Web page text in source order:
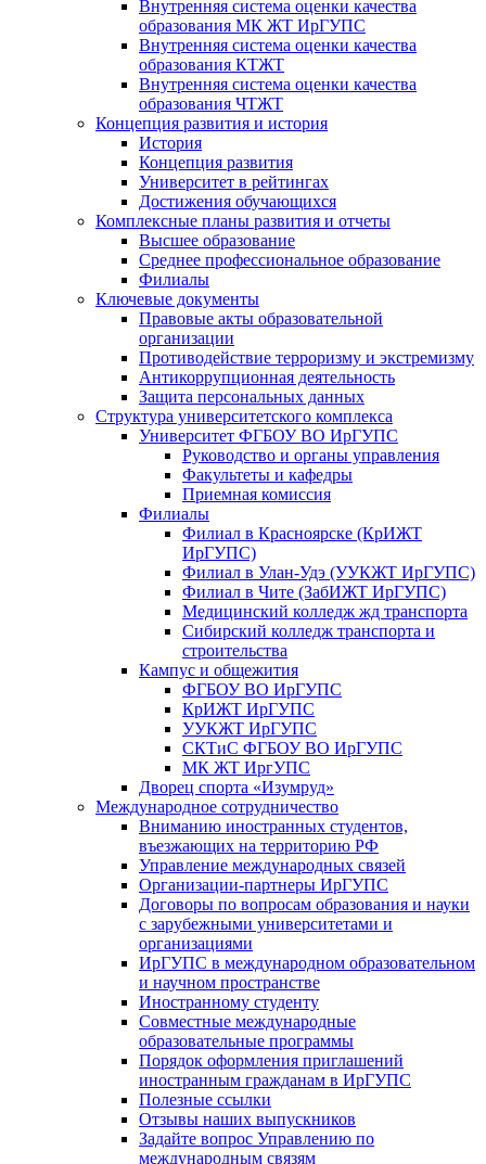
Внутренняя система оценки качества
образования МК ЖТ ИрГУПС
Внутренняя система оценки качества
образования КТЖТ
Внутренняя система оценки качества
образования ЧТЖТ
Концепция развития и история
История
Концепция развития
Университет в рейтингах
Достижения обучающихся
Комплексные планы развития и отчеты
Высшее образование
Среднее профессиональное образование
Филиалы
Ключевые документы
Правовые акты образовательной
организации
Противодействие терроризму и экстремизму
Антикоррупционная деятельность
Защита персональных данных
Структура университетского комплекса
Университет ФГБОУ ВО ИрГУПС
Руководство и органы управления
Факультеты и кафедры
Приемная комиссия
Филиалы
Филиал в Красноярске (КрИЖТ
ИрГУПС)
Филиал в Улан-Удэ (УУКЖТ ИрГУПС)
Филиал в Чите (ЗабИЖТ ИрГУПС)
Медицинский колледж жд транспорта
Сибирский колледж транспорта и
строительства
Кампус и общежития
ФГБОУ ВО ИрГУПС
КрИЖТ ИрГУПС
УУКЖТ ИрГУПС
СКТиС ФГБОУ ВО ИрГУПС
МК ЖТ ИргУПС
Дворец спорта «Изумруд»
Международное сотрудничество
Вниманию иностранных студентов,
въезжающих на территорию РФ
Управление международных связей
Организации-партнеры ИрГУПС
Договоры по вопросам образования и науки
с зарубежными университетами и
организациями
ИрГУПС в международном образовательном
и научном пространстве
Иностранному студенту
Совместные международные
образовательные программы
Порядок оформления приглашений
иностранным гражданам в ИрГУПС
Полезные ссылки
Отзывы наших выпускников
Задайте вопрос Управлению по
международным связям